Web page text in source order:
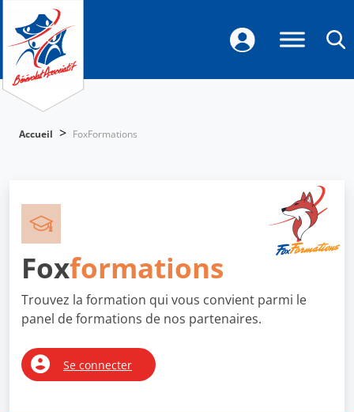
Accueil > FoxFormations
Foxformations
Trouvez la formation qui vous convient parmi le
panel de formations de nos partenaires.
Se connecter